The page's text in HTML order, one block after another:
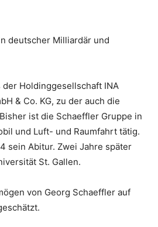
deutscher Milliardär und
Holdinggesellschaft INA
& Co. KG, zu der auch die
ist die Schaeffler Gruppe in
und Luft- und Raumfahrt tätig.
sein Abitur. Zwei Jahre später
St. Gallen.
von Georg Schaeffler auf